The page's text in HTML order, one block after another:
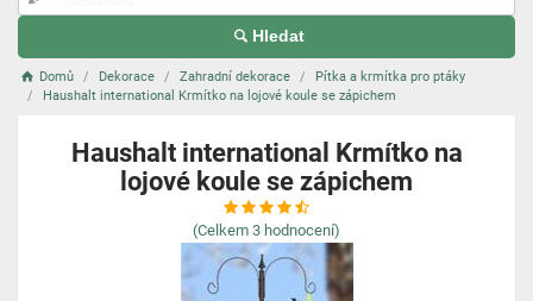
Hledat
Domů Dekorace Zahradní dekorace
Pítka a krmítka pro ptáky
Haushalt international Krmítko na lojové koule se zápichem
Haushalt international Krmítko na
lojové koule se zápichem
(Celkem 3 hodnocení)